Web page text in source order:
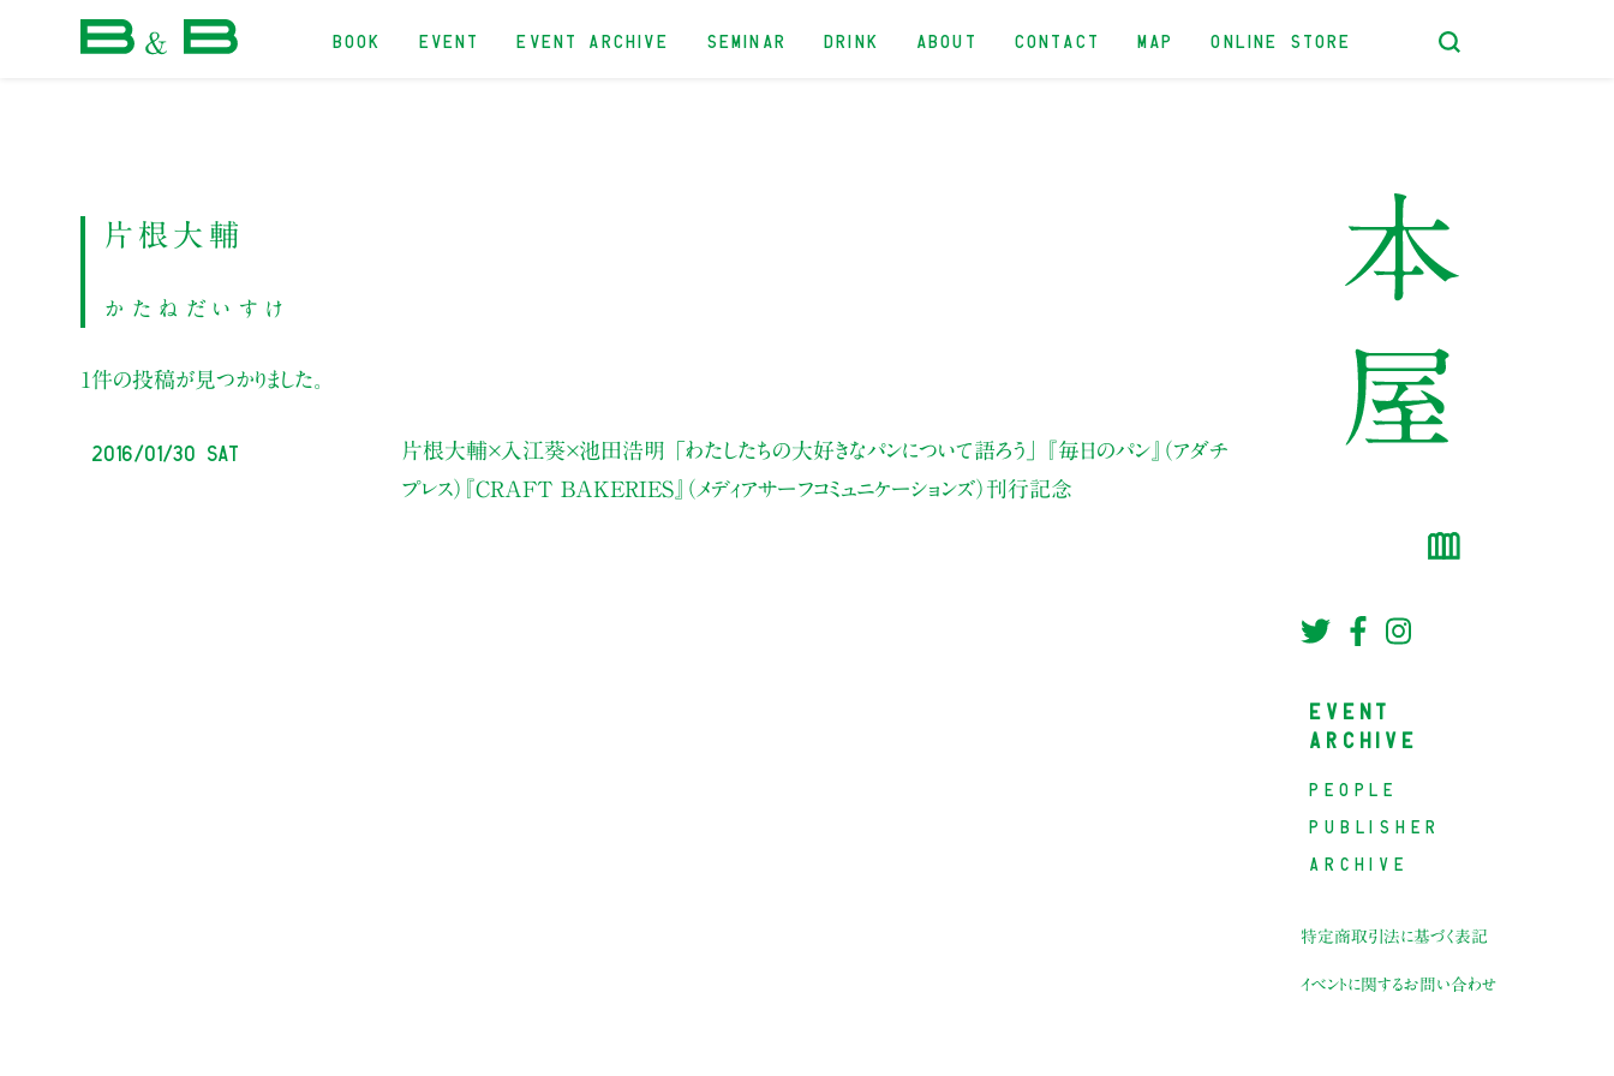
BOOK EVENT EVENT ARCHIVE SEMINAR DRINK ABOUT CONTACT MAP ONLINE STORE
片根大輔
かたねだいすけ
1件の投稿が見つかりました。
2016/01/30 Sat 片根大輔×入江葵×池田浩明 「わたしたちの大好きなパンについて語ろう」
『毎日のパン』（アダチ
プレス）『CRAFT BAKERIES』（メディアサーフコミュニケーションズ）刊行記念
EVENT
ARCHIVE
PEOPLE
PUBLISHER
ARCHIVE
特定商取引法に基づく表記
イベントに関するお問い合わせ